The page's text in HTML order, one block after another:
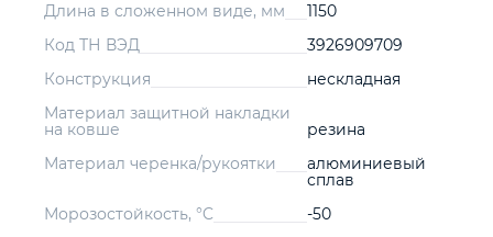
Длина в сложенном виде, мм
1150
Код ТН ВЭД
3926909709
Конструкция
нескладная
Материал защитной накладки
на ковше
резина
Материал черенка/рукоятки
алюминиевый
сплав
Морозостойкость, °C
-50